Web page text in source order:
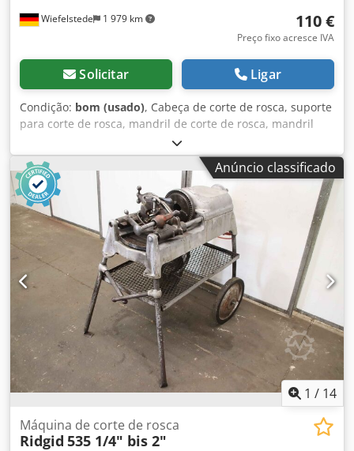
Wiefelstede 1 979 km 110 €
Preço fixo acresce IVA
Solicitar Ligar
Condição: bom (usado), Cabeça de corte de rosca, suporte
para corte de rosca, mandril de corte de rosca, mandril
para macho, ferramenta de fresagem, aparelho de corte
de rosca -Fabricante: Pittler, cabeça de corte de rosca
auto-abertura -Tipo: Modelo A 3 L 1018/20 -Machos de
corte: não incluídos na entrega Dcodjxc T Rlopfx Alfjk -
Furo: Ø 31/24 mm -Encaixe: Ø 40 mm -Dimensões:
130/125/A170 mm -Peso: 3,6 kg
Anúncio classificado
1 / 14
Máquina de corte de rosca
Ridgid 535 1/4" bis 2"